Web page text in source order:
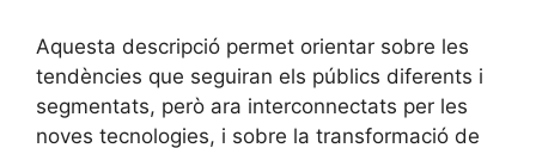
Aquesta descripció permet orientar sobre les
tendències que seguiran els públics diferents i
segmentats, però ara interconnectats per les
noves tecnologies, i sobre la transformació de